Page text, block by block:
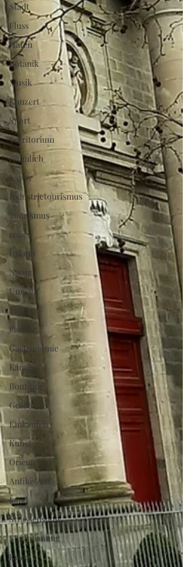
Stadt
Fluss
Hafen
Botanik
Musik
Konzert
Sport
Territorium
räumlich
Essen
Industrietourismus
Tourismus
reisen
Urlaub
Natur
Umwelt
Erbe
Familie
Gastronomie
Kanal
Boutique
Geschäfte
Einkaufen
Kunst
Orient
Antike Zeit
Land
Strassenshow
Stadtplanung
Krieg